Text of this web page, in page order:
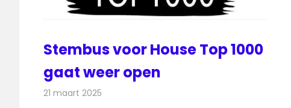
Stembus voor House Top 1000
gaat weer open
21 maart 2025